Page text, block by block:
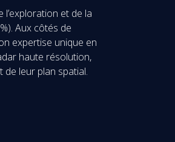
et de la
Aux côtés de
expertise unique en
haute résolution,
leur plan spatial.